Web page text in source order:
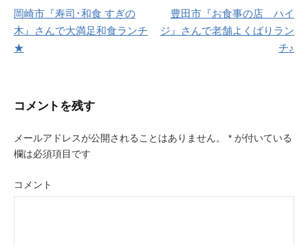
投
稿
ビ
ゲ
ー
シ
岡崎市『寿司･和食 すぎの
木』さんで大満足和食ランチ
★
豊田市『お食事の店 ハイ
ジ』さんで老舗よくばりラン
チ♪
コメントを残す
メールアドレスが公開されることはありません。 * が付いている
欄は必須項目です
コメント